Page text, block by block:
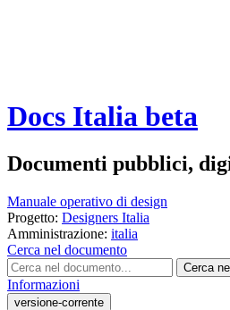
Docs Italia beta
Documenti pubblici,
Manuale operativo di design
Progetto: Designers Italia
Amministrazione: italia
Cerca nel documento
Cerca
Informazioni
versione-corrente